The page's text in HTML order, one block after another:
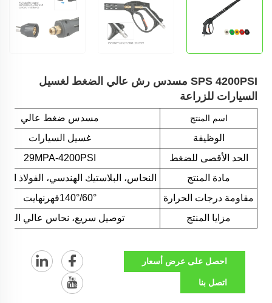
SPS 4200PSI مسدس رش عالي الضغط لغسيل
السيارات للزراعة
اسم المنتج
مسدس ضغط عالي
الوظيفة
غسيل السيارات
الحد الأقصى للضغط
29MPA-4200PSI
مادة المنتج
النحاس، البلاستيك الهندسي، الفولاذ
مقاومة درجات الحرارة
60°/140°فهرنهايت
مزايا المنتج
توصيل سريع، نحاس عالي
احصل على عرض أسعار
اتصل بنا